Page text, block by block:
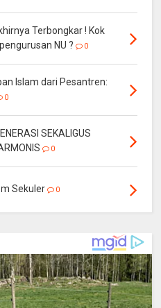
Terbongkar ! Kok
NU ?
0
Islam dari Pesantren:
0
SEKALIGUS
0
Sekuler 0